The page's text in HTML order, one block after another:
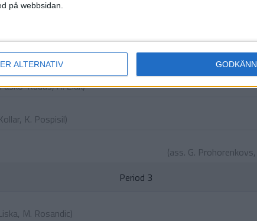
på webbsidan.
ALTERNATIV GODKÄNN
Period 2
Rudas,A. Ziak)
, K. Pospisil)
(ass. G. Prohorenkovs,
Period 3
, M. Rosandic)